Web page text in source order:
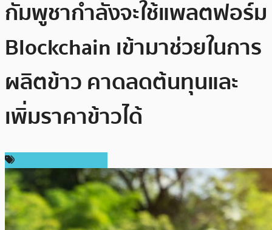
กัมพูชากำลังจะใช้แพลตฟอร์ม
Blockchain เข้ามาช่วยในการ
ผลิตข้าว คาดลดต้นทุนและ
เพิ่มราคาข้าวได้